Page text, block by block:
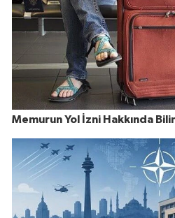
Memurun Yol İzni Hakkında